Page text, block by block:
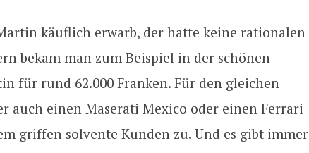
käuflich erwarb, der hatte keine rationalen
bekam man zum Beispiel in der schönen
für rund 62.000 Franken. Für den gleichen
auch einen Maserati Mexico oder einen Ferrari
griffen solvente Kunden zu. Und es gibt immer